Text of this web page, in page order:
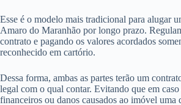
Esse é o modelo mais tradicional para alugar
Amaro do Maranhão por longo prazo.
contrato e pagando os valores acordados
reconhecido em cartório.
Dessa forma, ambas as partes terão um
legal com o qual contar. Evitando que em
financeiros ou danos causados ao imóvel uma